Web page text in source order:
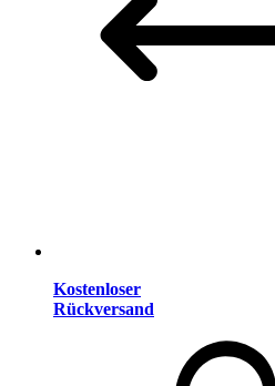
Kostenloser
Rückversand